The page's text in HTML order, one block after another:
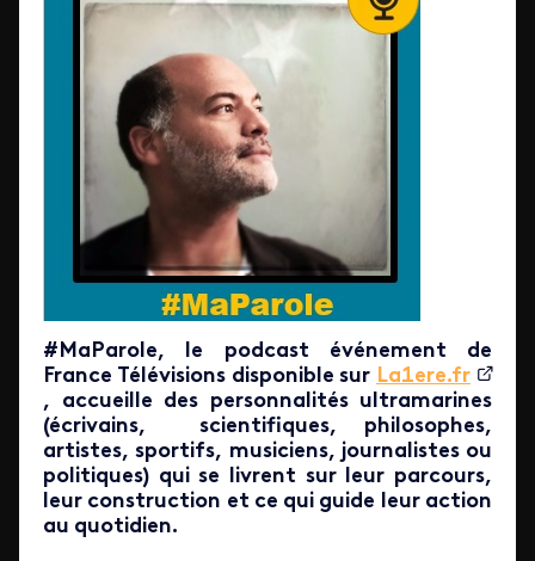
#MaParole, le podcast événement de
France Télévisions disponible sur La1ere.fr
, accueille des personnalités ultramarines
(écrivains, scientifiques, philosophes,
artistes, sportifs, musiciens, journalistes ou
politiques) qui se livrent sur leur parcours,
leur construction et ce qui guide leur action
au quotidien.